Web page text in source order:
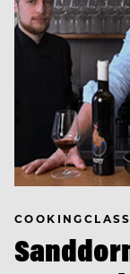
COOKINGCLASS